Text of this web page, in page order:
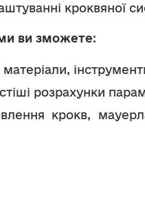
кроквяної
ви зможете:
матеріали,
розрахунки
крокв,